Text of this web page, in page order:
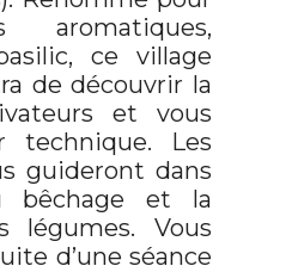
aromatiques,
ce village
de découvrir la
et vous
Les
guideront dans
bêchage et la
légumes. Vous
d’une séance